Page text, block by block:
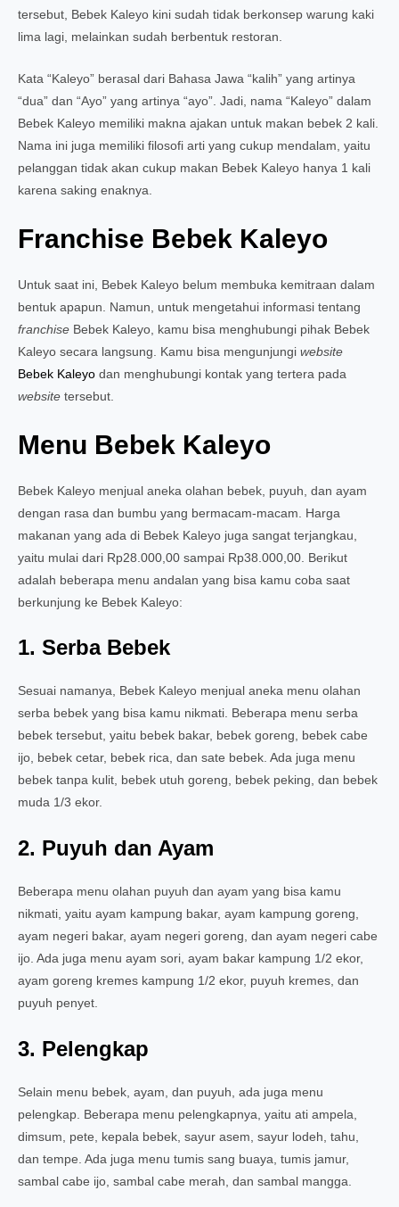
tersebut, Bebek Kaleyo kini sudah tidak berkonsep warung kaki
lima lagi, melainkan sudah berbentuk restoran.
Kata “Kaleyo” berasal dari Bahasa Jawa “kalih” yang artinya
“dua” dan “Ayo” yang artinya “ayo”. Jadi, nama “Kaleyo” dalam
Bebek Kaleyo memiliki makna ajakan untuk makan bebek 2 kali.
Nama ini juga memiliki filosofi arti yang cukup mendalam, yaitu
pelanggan tidak akan cukup makan Bebek Kaleyo hanya 1 kali
karena saking enaknya.
Franchise Bebek Kaleyo
Untuk saat ini, Bebek Kaleyo belum membuka kemitraan dalam
bentuk apapun. Namun, untuk mengetahui informasi tentang
franchise Bebek Kaleyo, kamu bisa menghubungi pihak Bebek
Kaleyo secara langsung. Kamu bisa mengunjungi website
Bebek Kaleyo dan menghubungi kontak yang tertera pada
website tersebut.
Menu Bebek Kaleyo
Bebek Kaleyo menjual aneka olahan bebek, puyuh, dan ayam
dengan rasa dan bumbu yang bermacam-macam. Harga
makanan yang ada di Bebek Kaleyo juga sangat terjangkau,
yaitu mulai dari Rp28.000,00 sampai Rp38.000,00. Berikut
adalah beberapa menu andalan yang bisa kamu coba saat
berkunjung ke Bebek Kaleyo:
1. Serba Bebek
Sesuai namanya, Bebek Kaleyo menjual aneka menu olahan
serba bebek yang bisa kamu nikmati. Beberapa menu serba
bebek tersebut, yaitu bebek bakar, bebek goreng, bebek cabe
ijo, bebek cetar, bebek rica, dan sate bebek. Ada juga menu
bebek tanpa kulit, bebek utuh goreng, bebek peking, dan bebek
muda 1/3 ekor.
2. Puyuh dan Ayam
Beberapa menu olahan puyuh dan ayam yang bisa kamu
nikmati, yaitu ayam kampung bakar, ayam kampung goreng,
ayam negeri bakar, ayam negeri goreng, dan ayam negeri cabe
ijo. Ada juga menu ayam sori, ayam bakar kampung 1/2 ekor,
ayam goreng kremes kampung 1/2 ekor, puyuh kremes, dan
puyuh penyet.
3. Pelengkap
Selain menu bebek, ayam, dan puyuh, ada juga menu
pelengkap. Beberapa menu pelengkapnya, yaitu ati ampela,
dimsum, pete, kepala bebek, sayur asem, sayur lodeh, tahu,
dan tempe. Ada juga menu tumis sang buaya, tumis jamur,
sambal cabe ijo, sambal cabe merah, dan sambal mangga.